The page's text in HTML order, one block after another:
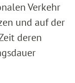
Verkehr
und auf der
deren